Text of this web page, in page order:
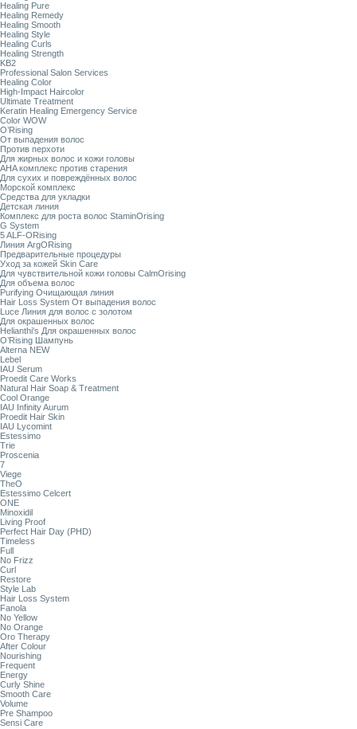
Healing Pure
Healing Remedy
Healing Smooth
Healing Style
Healing Curls
Healing Strength
KB2
Professional Salon Services
Healing Color
High-Impact Haircolor
Ultimate Treatment
Keratin Healing Emergency Service
Color WOW
O’Rising
От выпадения волос
Против перхоти
Для жирных волос и кожи головы
AHA комплекс против старения
Для сухих и повреждённых волос
Морской комплекс
Средства для укладки
Детская линия
Комплекс для роста волос StaminOrising
G System
5 ALF-ORising
Линия ArgORising
Предварительные процедуры
Уход за кожей Skin Care
Для чувствительной кожи головы CalmOrising
Для объема волос
Purifying Очищающая линия
Hair Loss System От выпадения волос
Luce Линия для волос с золотом
Для окрашенных волос
Helianthi's Для окрашенных волос
O’Rising Шампунь
Alterna NEW
Lebel
IAU Serum
Proedit Care Works
Natural Hair Soap & Treatment
Cool Orange
IAU Infinity Aurum
Proedit Hair Skin
IAU Lycomint
Estessimo
Trie
Proscenia
7
Viege
TheO
Estessimo Celcert
ONE
Minoxidil
Living Proof
Perfect Hair Day (PHD)
Timeless
Full
No Frizz
Curl
Restore
Style Lab
Hair Loss System
Fanola
No Yellow
No Orange
Oro Therapy
After Colour
Nourishing
Frequent
Energy
Curly Shine
Smooth Care
Volume
Pre Shampoo
Sensi Care